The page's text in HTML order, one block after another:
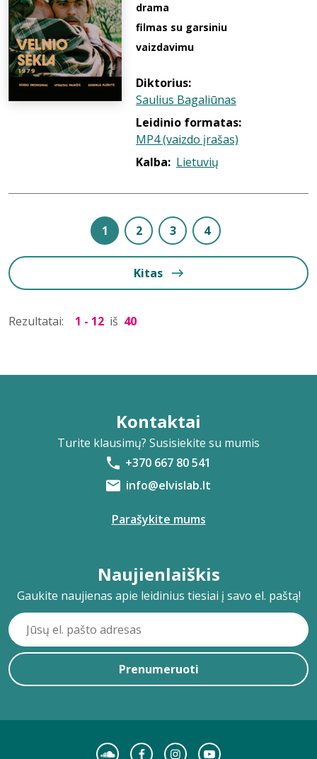
drama
filmas su garsiniu
vaizdavimu
Diktorius:
Saulius Bagaliūnas
Leidinio formatas:
MP4 (vaizdo įrašas)
Kalba: Lietuvių
1 2 3 4
Kitas
Rezultatai: 1 - 12 iš 40
Kontaktai
Turite klausimų? Susisiekite su mumis
+370 667 80 541
info@elvislab.lt
Parašykite mums
Naujienlaiškis
Gaukite naujienas apie leidinius tiesiai į savo el. paštą!
Prenumeruoti